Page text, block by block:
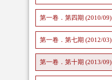
第一卷．第四期 (2010/09)
第一卷．第七期 (2012/03)
第一卷．第十期 (2013/09)